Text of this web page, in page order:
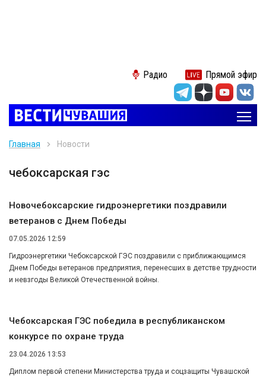
Радио Прямой эфир
Главная Новости
чебоксарская гэс
Новочебоксарские гидроэнергетики поздравили
ветеранов с Днем Победы
07.05.2026 12:59
Гидроэнергетики Чебоксарской ГЭС поздравили с приближающимся
Днем Победы ветеранов предприятия, перенесших в детстве трудности
и невзгоды Великой Отечественной войны.
Чебоксарская ГЭС победила в республиканском
конкурсе по охране труда
23.04.2026 13:53
Диплом первой степени Министерства труда и соцзащиты Чувашской